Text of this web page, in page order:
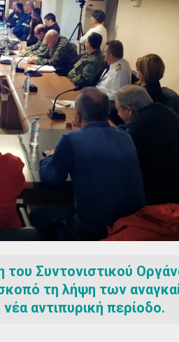
του Συντονιστικού
τη λήψη των
αντιπυρική περίοδο.